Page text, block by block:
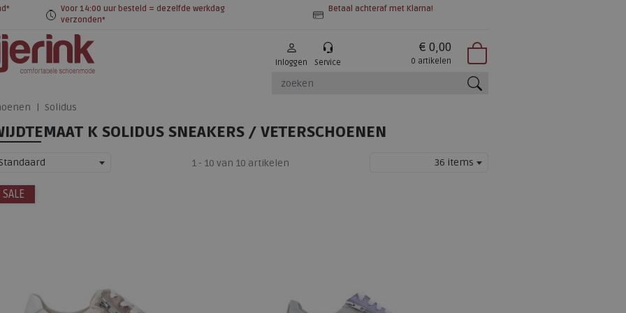
Voor 14:00 uur besteld = dezelfde werkdag
verzonden*
Betaal achteraf met Klarna!
Inloggen Service
€ 0,00
0 artikelen
Solidus
K SOLIDUS SNEAKERS / VETERSCHOENEN
1 - 10 van 10 artikelen 36 items
SALE